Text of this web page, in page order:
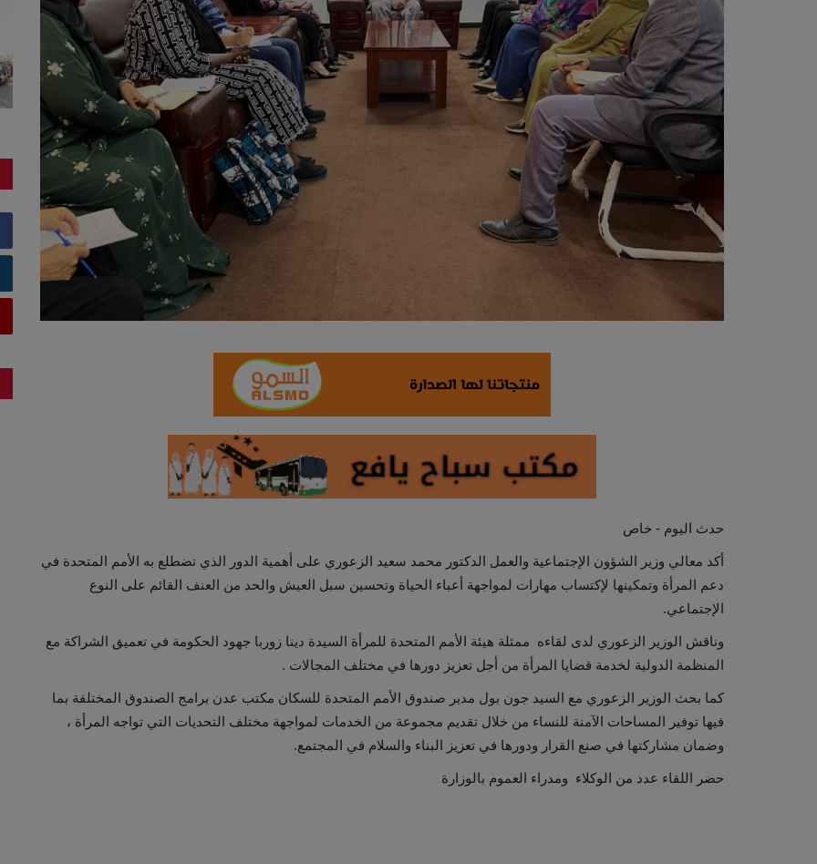
حدث اليوم - خاص
أكد معالي وزير الشؤون الإجتماعية والعمل الدكتور محمد سعيد الزعوري على أهمية الدور الذي تضطلع به الأمم المتحدة في
دعم المرأة وتمكينها لإكتساب مهارات لمواجهة أعباء الحياة وتحسين سبل العيش والحد من العنف القائم على النوع
الإجتماعي.
وناقش الوزير الزعوري لدى لقاءه ممثلة هيئة الأمم المتحدة للمرأة السيدة دينا زوربا جهود الحكومة في تعميق الشراكة مع
المنظمة الدولية لخدمة قضايا المرأة من أجل تعزيز دورها في مختلف المجالات .
كما بحث الوزير الزعوري مع السيد جون بول مدير صندوق الأمم المتحدة للسكان مكتب عدن برامج الصندوق المختلفة بما
فيها توفير المساحات الآمنة للنساء من خلال تقديم مجموعة من الخدمات لمواجهة مختلف التحديات التي تواجه المرأة ،
وضمان مشاركتها في صنع القرار ودورها في تعزيز البناء والسلام في المجتمع.
حضر اللقاء عدد من الوكلاء ومدراء العموم بالوزارة